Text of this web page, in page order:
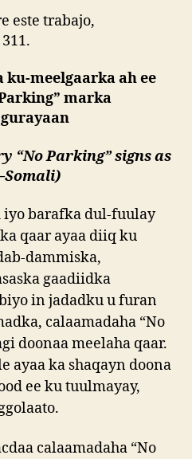
este trabajo,
meelgaarka ah ee
marka
“No Parking” signs as
iyo barafka dul-fuulay
qaar ayaa diiq ku
dammiska,
gaadiidka
in jadadku u furan
calaamadaha “No
doonaa meelaha qaar.
ayaa ka shaqayn doona
ee ku tuulmayay,
calaamadaha “No